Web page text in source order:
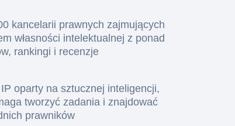
kancelarii prawnych zajmujących
własności intelektualnej z ponad
rankingi i recenzje
oparty na sztucznej inteligencji,
tworzyć zadania i znajdować
prawników